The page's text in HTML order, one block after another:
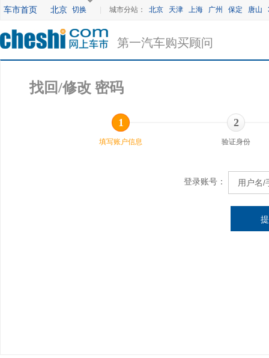
车市首页 北京 切换 城市分站： 北京 天津 上海 广州 保定 唐山
第一汽车购买顾问
找回/修改 密码
1
填写账户信息
2
验证身份
登录账号：